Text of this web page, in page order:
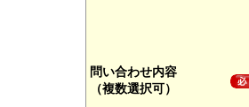
問い合わせ内容
（複数選択可）